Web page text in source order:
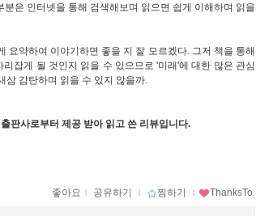
은 인터넷을 통해 검색해보며 읽으면 쉽게 이해하며 읽을
요약하여 이야기하면 좋을 지 잘 모르겠다. 그저 책을 통해
잡게 될 것인지 읽을 수 있으므로 '미래'에 대한 많은 관심
삼 감탄하며 읽을 수 있지 않을까.
판사로부터 제공 받아 읽고 쓴 리뷰입니다.
좋아요 ｌ 공유하기 ｌ 찜하기 ｌ ThanksTo